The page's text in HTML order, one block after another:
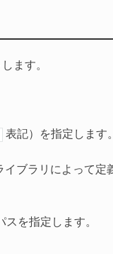
ます。
表記）を指定します。
イブラリによって定
を指定します。